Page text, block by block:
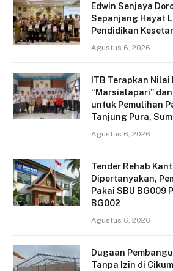
Edwin Senjaya
Sepanjang Hayat
Pendidikan
Agustus 6, 2026
ITB Terapkan
“Marsialapari”
untuk Pemulihan
Tanjung Pura,
Agustus 6, 2026
Tender Rehab
Dipertanyakan,
Pakai SBU BG009
BG002
Agustus 6, 2026
Dugaan
Tanpa Izin di